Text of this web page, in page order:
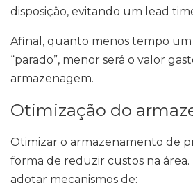
disposição, evitando um lead
Afinal, quanto menos tempo
“parado”, menor será o valor
armazenagem.
Otimização do
Otimizar o armazenamento de
forma de reduzir custos na área.
adotar mecanismos de: